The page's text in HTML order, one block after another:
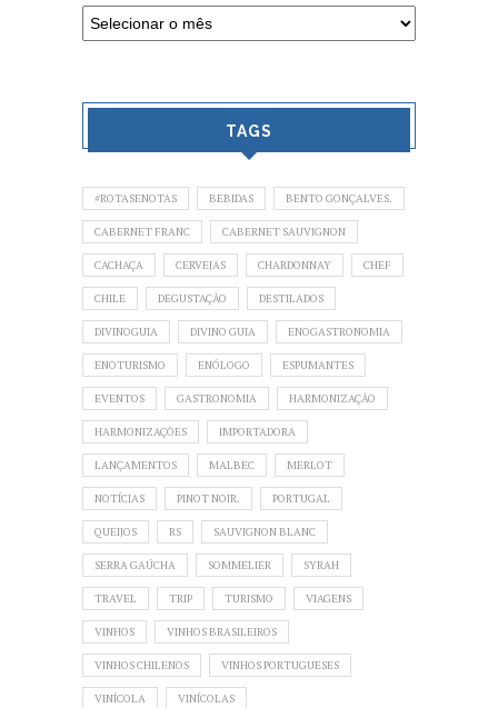
TAGS
#ROTASENOTAS BEBIDAS BENTO GONÇALVES.
CABERNET FRANC CABERNET SAUVIGNON
CACHAÇA CERVEJAS CHARDONNAY CHEF
CHILE DEGUSTAÇÃO DESTILADOS
DIVINOGUIA DIVINO GUIA ENOGASTRONOMIA
ENOTURISMO ENÓLOGO ESPUMANTES
EVENTOS GASTRONOMIA HARMONIZAÇÃO
HARMONIZAÇÕES IMPORTADORA
LANÇAMENTOS MALBEC MERLOT
NOTÍCIAS PINOT NOIR. PORTUGAL
QUEIJOS RS SAUVIGNON BLANC
SERRA GAÚCHA SOMMELIER SYRAH
TRAVEL TRIP TURISMO VIAGENS
VINHOS VINHOS BRASILEIROS
VINHOS CHILENOS VINHOS PORTUGUESES
VINÍCOLA VINÍCOLAS